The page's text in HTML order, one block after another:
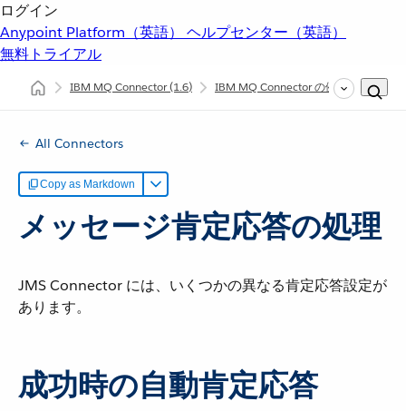
ログイン
Anypoint Platform（英語） ヘルプセンター（英語）
無料トライアル
IBM MQ Connector(1.6) IBM MQ Connector の例 メッセ
All Connectors
Copy as Markdown
メッセージ肯定応答の処理
JMS Connector には、いくつかの異なる肯定応答設定が
あります。
成功時の自動肯定応答